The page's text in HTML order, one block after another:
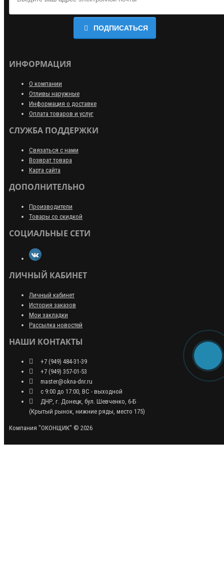
ПОДПИСАТЬСЯ
ИНФОРМАЦИЯ
О компании
Отливы наружные
Информация о доставке
Оплата товаров и услуг
СЛУЖБА ПОДДЕРЖКИ
Связаться с нами
Возврат товара
Карта сайта
ДОПОЛНИТЕЛЬНО
Производители
Товары со скидкой
СОЦИАЛЬНЫЕ СЕТИ
ЛИЧНЫЙ КАБИНЕТ
Личный кабинет
История заказов
Мои закладки
Рассылка новостей
НАШИ КОНТАКТЫ
+7 (949) 484-31-39
+7 (949) 357-01-53
master@okna-dnr.ru
с 9:00 до 17:00, ВС - выходной
ДНР, г. Донецк, бул. Шевченко, 6-Б
(Крытый рынок, нижние ряды, место 175)
Компания "ОКОНЩИК" © 2026